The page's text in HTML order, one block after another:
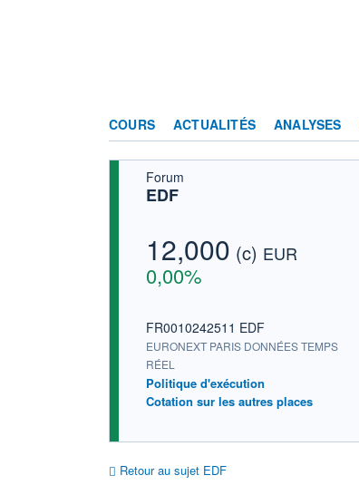
COURS ACTUALITÉS ANALYSES
Forum
EDF
12,000 (c) EUR
0,00%
FR0010242511 EDF
EURONEXT PARIS DONNÉES TEMPS
RÉEL
Politique d'exécution
Cotation sur les autres places
Retour au sujet EDF